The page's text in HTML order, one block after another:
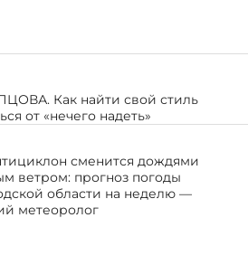
Как найти свой стиль
от «нечего надеть»
сменится дождями
ветром: прогноз погоды
области на неделю —
метеоролог